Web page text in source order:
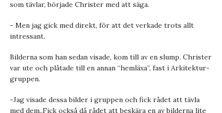
som tävlar, började Christer med att säga.
- Men jag gick med direkt, för att det verkade trots allt
intressant.
Bilderna som han sedan visade, kom till av en slump. Christer
var ute och plåtade till en annan “hemläxa”, fast i Arkitektur-
gruppen.
-Jag visade dessa bilder i gruppen och fick rådet att tävla
med dem..Fick också då rådet att beskära en av bilderna lite